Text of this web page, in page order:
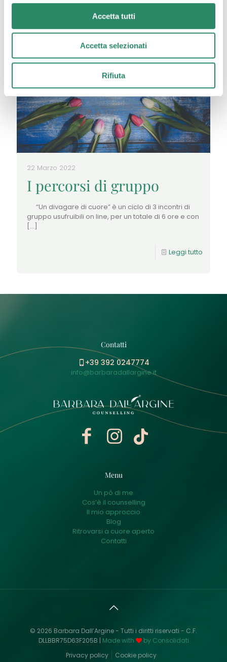
Accetta tutti
Accetta selezionati
Rifiuta
22 Marzo 2022
I percorsi di gruppo
“Un divagare di cuore” è un ciclo di 3 incontri di
gruppo usufruibili on line, per un totale di 6 ore e con
[…]
Leggi tutto
Contatti
+39 392 0247774
info@barbaradallargine.it
Menu
Un pò di me
Cos’è il counselling
Il mio approccio
Blog
Ritrovarsi a cuore aperto
Contatti
© 2026 Barbara Dall’Argine - Tutti i diritti riservati - C.F.
DLLBBR75D63F205B | Made with
by Consolidati
Privacy policy
Cookie policy